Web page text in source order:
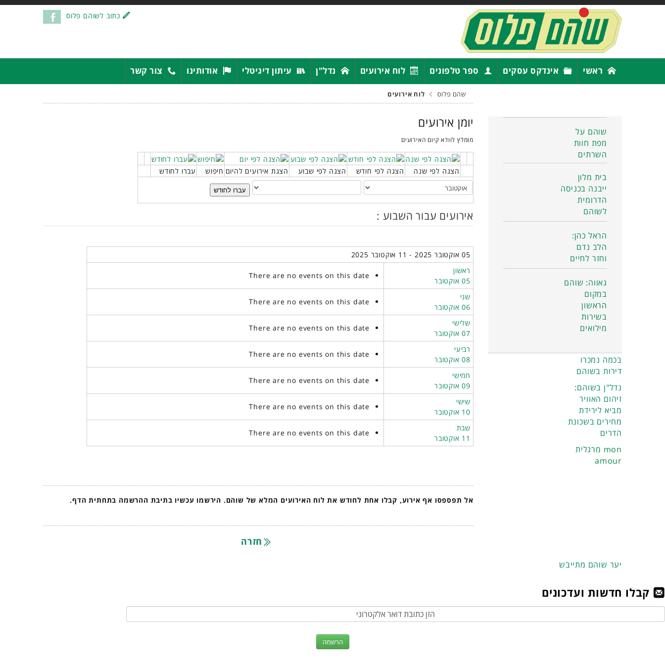
כתוב לשוהם פלוס
ראשי אינדקס עסקים ספר טלפונים לוח אירועים נדל"ן עיתון דיגיטלי אודותינו צור קשר
שהם פלוס לוח אירועים
יומן אירועים
מומלץ לוודא קיום האירועים
הצגה לפי שנה הצגה לפי חודש הצגה לפי שבוע הצגת אירועים להיום חיפוש
עברו לחודש
עברו לחודש
אירועים עבור השבוע :
05 אוקטובר 2025 - 11 אוקטובר 2025
ראשון
05 אוקטובר
There are no events on this date
שני
06 אוקטובר
There are no events on this date
שלישי
07 אוקטובר
There are no events on this date
רביעי
08 אוקטובר
There are no events on this date
חמישי
09 אוקטובר
There are no events on this date
שישי
10 אוקטובר
There are no events on this date
שבת
11 אוקטובר
There are no events on this date
אל תפספסו אף אירוע, קבלו אחת לחודש את לוח האירועים המלא של שוהם. הירשמו עכשיו בתיבת ההרשמה בתחתית הדף.
חזרה
שוהם על
מפת חוות
השרתים
בית מלון
ייבנה בכניסה
הדרומית
לשוהם
הראל כהן:
הלב נדם
וחזר לחיים
גאווה: שוהם
במקום
הראשון
בשירות
מילואים
בכמה נמכרו
דירות בשוהם
נדל"ן בשוהם:
זיהום האוויר
מביא לירידת
מחירים בשכונת
הדרים
מרגלית mon
amour
יער שוהם מתייבש
קבלו חדשות ועדכונים